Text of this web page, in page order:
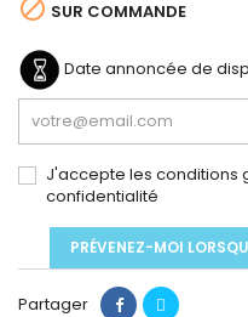
 SUR COMMANDE
Date annoncée de
J'accepte les conditions
confidentialité
PRÉVENEZ-MOI
Partager